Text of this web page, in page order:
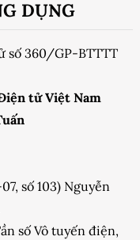
DỤNG
số 360/GP-BTTTT
tử Việt Nam
số 103) Nguyễn
số Vô tuyến điện,